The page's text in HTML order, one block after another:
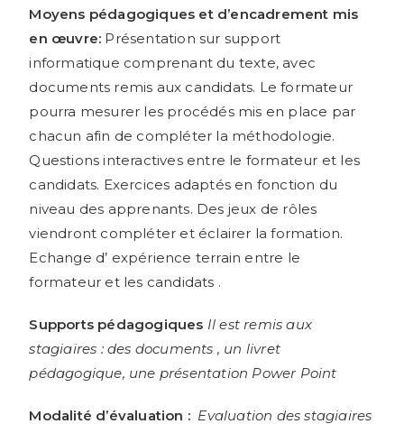
Moyens pédagogiques et d’encadrement mis
en œuvre: Présentation sur support
informatique comprenant du texte, avec
documents remis aux candidats. Le formateur
pourra mesurer les procédés mis en place par
chacun afin de compléter la méthodologie.
Questions interactives entre le formateur et les
candidats. Exercices adaptés en fonction du
niveau des apprenants. Des jeux de rôles
viendront compléter et éclairer la formation.
Echange d’ expérience terrain entre le
formateur et les candidats .
Supports pédagogiques Il est remis aux
stagiaires :des documents , un livret
pédagogique, une présentation Power Point
Modalité d’évaluation : Evaluation des stagiaires